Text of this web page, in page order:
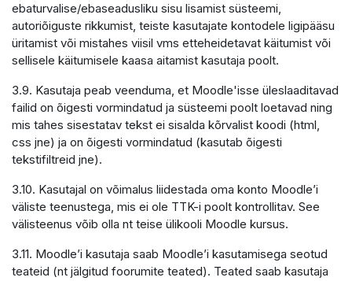
ebaturvalise/ebaseadusliku sisu lisamist süsteemi,
autoriõiguste rikkumist, teiste kasutajate kontodele ligipääsu
üritamist või mistahes viisil vms etteheidetavat käitumist või
sellisele käitumisele kaasa aitamist kasutaja poolt.
3.9. Kasutaja peab veenduma, et Moodle'isse üleslaaditavad
failid on õigesti vormindatud ja süsteemi poolt loetavad ning
mis tahes sisestatav tekst ei sisalda kõrvalist koodi (html,
css jne) ja on õigesti vormindatud (kasutab õigesti
tekstifiltreid jne).
3.10. Kasutajal on võimalus liidestada oma konto Moodle’i
väliste teenustega, mis ei ole TTK-i poolt kontrollitav. See
välisteenus võib olla nt teise ülikooli Moodle kursus.
3.11. Moodle’i kasutaja saab Moodle’i kasutamisega seotud
teateid (nt jälgitud foorumite teated). Teated saab kasutaja